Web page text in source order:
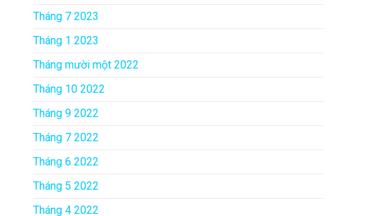
Tháng 7 2023
Tháng 1 2023
Tháng mười một 2022
Tháng 10 2022
Tháng 9 2022
Tháng 7 2022
Tháng 6 2022
Tháng 5 2022
Tháng 4 2022